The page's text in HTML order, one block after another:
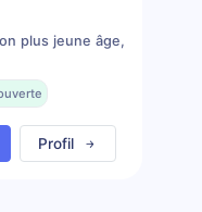
plus jeune âge,
Profil